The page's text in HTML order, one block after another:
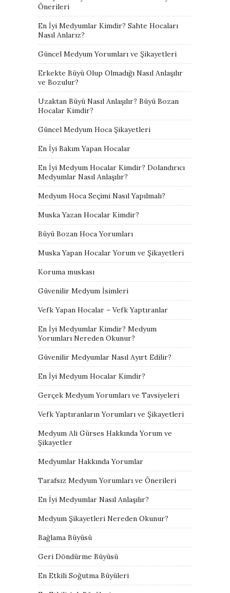
Önerileri
En İyi Medyumlar Kimdir? Sahte Hocaları
Nasıl Anlarız?
Güncel Medyum Yorumları ve Şikayetleri
Erkekte Büyü Olup Olmadığı Nasıl Anlaşılır
ve Bozulur?
Uzaktan Büyü Nasıl Anlaşılır? Büyü Bozan
Hocalar Kimdir?
Güncel Medyum Hoca Şikayetleri
En İyi Bakım Yapan Hocalar
En İyi Medyum Hocalar Kimdir? Dolandırıcı
Medyumlar Nasıl Anlaşılır?
Medyum Hoca Seçimi Nasıl Yapılmalı?
Muska Yazan Hocalar Kimdir?
Büyü Bozan Hoca Yorumları
Muska Yapan Hocalar Yorum ve Şikayetleri
Koruma muskası
Güvenilir Medyum İsimleri
Vefk Yapan Hocalar – Vefk Yaptıranlar
En İyi Medyumlar Kimdir? Medyum
Yorumları Nereden Okunur?
Güvenilir Medyumlar Nasıl Ayırt Edilir?
En İyi Medyum Hocalar Kimdir?
Gerçek Medyum Yorumları ve Tavsiyeleri
Vefk Yaptıranların Yorumları ve Şikayetleri
Medyum Ali Gürses Hakkında Yorum ve
Şikayetler
Medyumlar Hakkında Yorumlar
Tarafsız Medyum Yorumları ve Önerileri
En İyi Medyumlar Nasıl Anlaşılır?
Medyum Şikayetleri Nereden Okunur?
Bağlama Büyüsü
Geri Döndürme Büyüsü
En Etkili Soğutma Büyüleri